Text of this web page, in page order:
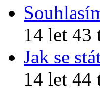
14 let 43
Jak se
14 let 44